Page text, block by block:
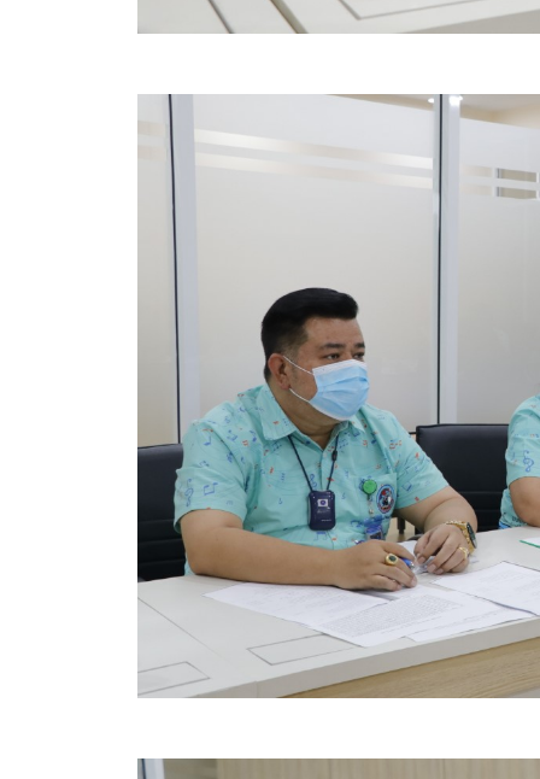
สรุปผลการประเมินความพึงพอใจ
ระบบสืบค้นข้อมูล ประกาศ ก.จ.จ. สุพรรณบุรี (พ.ศ
Document
คลินิกเซ็นเตอร์
แบบฟอร์มบริหารงานบุคคล
รายงานตรวจสอบภายใน
รายงานเครื่องจักรกล อบจ.
ศูนย์อำนวยการการเลือกตั้ง สมาชิกสภาและนายก
งานแผนการบริหารจัดการความเสี่ยงของ อบจ.สุพร